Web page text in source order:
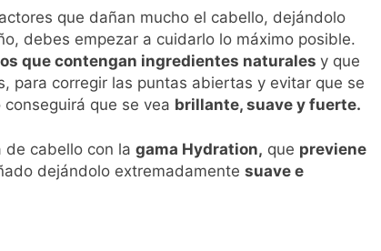
al verano: por qué el magnesio es clave para el
análisis nacional sobre la situación de las TCAE en
que dañan mucho el cabello, dejándolo
debes empezar a cuidarlo lo máximo posible.
que contengan ingredientes naturales y que
para corregir las puntas abiertas y evitar que se
que se vea brillante, suave y fuerte.
cabello con la gama Hydration, que previene
dejándolo extremadamente suave e